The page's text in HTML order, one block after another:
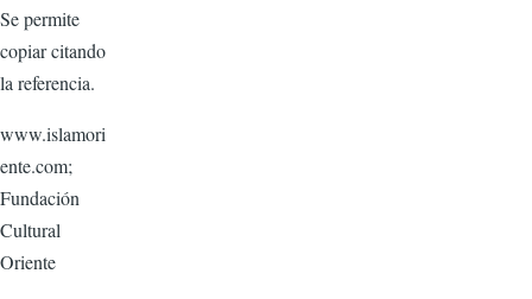
Se permite
copiar citando
la referencia.
www.islamori
ente.com;
Fundación
Cultural
Oriente